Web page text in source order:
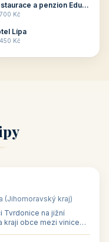
Restaurace a penzion Eduard
Kč
Lípa
Kč
(Jihomoravský kraj)
Tvrdonice na jižní
obce mezi vinicemi,